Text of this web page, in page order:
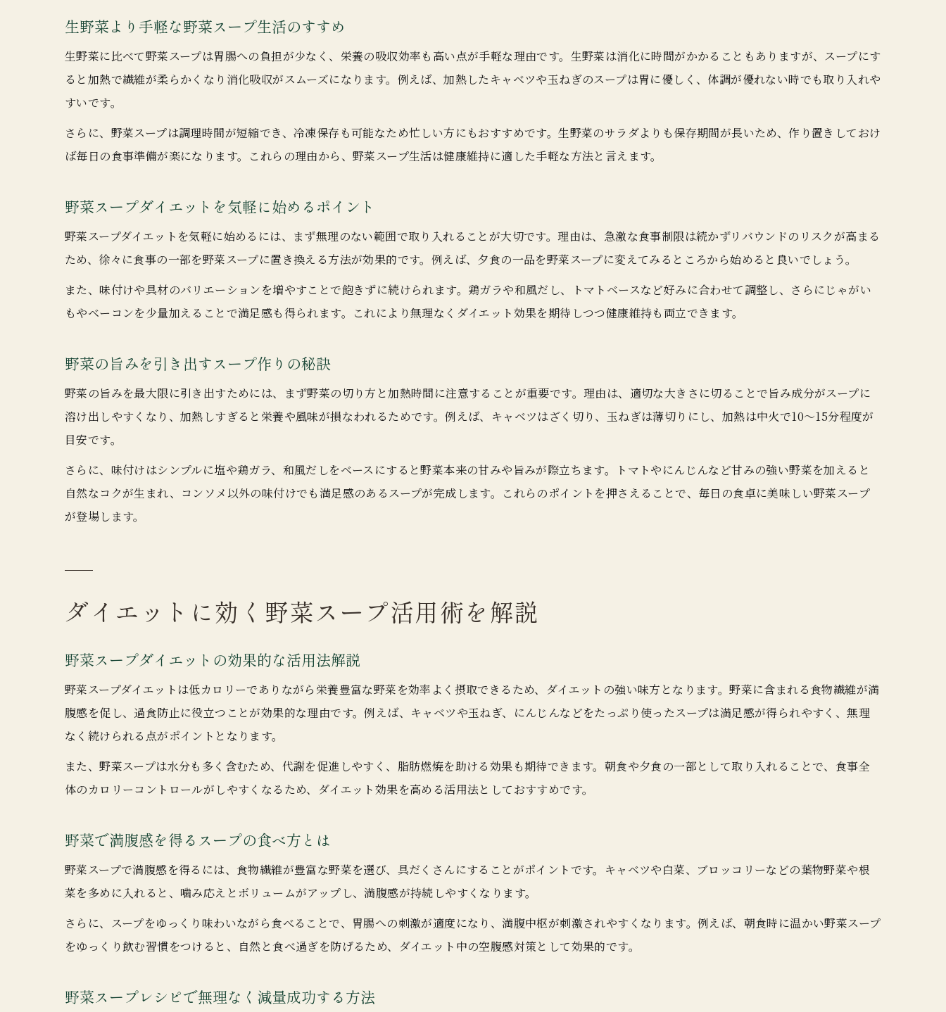
コンソメ以外で楽しむキャベツ野菜スープ
鶏ガラや和風だしで作るヘルシースープ
和風だし×野菜で楽しむ健康スープの真髄
鶏ガラと野菜の相性抜群スープレシピ集
和風だしで引き立つ野菜の優しい味わい
時短で美味しい野菜スープのコツを伝授
野菜スープを時短で美味しく作るテクニック
下味冷凍で時短を叶える野菜スープ術
コンソメ以外も時短調理で本格野菜スープ
生野菜より手軽な野菜スープ生活のすすめ
生野菜に比べて野菜スープは胃腸への負担が少なく、栄養の吸収効率も高い点が手軽な理由です。生野菜は消化に時間がかかることもありますが、スープにす
ると加熱で繊維が柔らかくなり消化吸収がスムーズになります。例えば、加熱したキャベツや玉ねぎのスープは胃に優しく、体調が優れない時でも取り入れや
すいです。
さらに、野菜スープは調理時間が短縮でき、冷凍保存も可能なため忙しい方にもおすすめです。生野菜のサラダよりも保存期間が長いため、作り置きしておけ
ば毎日の食事準備が楽になります。これらの理由から、野菜スープ生活は健康維持に適した手軽な方法と言えます。
野菜スープダイエットを気軽に始めるポイント
野菜スープダイエットを気軽に始めるには、まず無理のない範囲で取り入れることが大切です。理由は、急激な食事制限は続かずリバウンドのリスクが高まる
ため、徐々に食事の一部を野菜スープに置き換える方法が効果的です。例えば、夕食の一品を野菜スープに変えてみるところから始めると良いでしょう。
また、味付けや具材のバリエーションを増やすことで飽きずに続けられます。鶏ガラや和風だし、トマトベースなど好みに合わせて調整し、さらにじゃがい
もやベーコンを少量加えることで満足感も得られます。これにより無理なくダイエット効果を期待しつつ健康維持も両立できます。
野菜の旨みを引き出すスープ作りの秘訣
野菜の旨みを最大限に引き出すためには、まず野菜の切り方と加熱時間に注意することが重要です。理由は、適切な大きさに切ることで旨み成分がスープに
溶け出しやすくなり、加熱しすぎると栄養や風味が損なわれるためです。例えば、キャベツはざく切り、玉ねぎは薄切りにし、加熱は中火で10〜15分程度が
目安です。
さらに、味付けはシンプルに塩や鶏ガラ、和風だしをベースにすると野菜本来の甘みや旨みが際立ちます。トマトやにんじんなど甘みの強い野菜を加えると
自然なコクが生まれ、コンソメ以外の味付けでも満足感のあるスープが完成します。これらのポイントを押さえることで、毎日の食卓に美味しい野菜スープ
が登場します。
ダイエットに効く野菜スープ活用術を解説
野菜スープダイエットの効果的な活用法解説
野菜スープダイエットは低カロリーでありながら栄養豊富な野菜を効率よく摂取できるため、ダイエットの強い味方となります。野菜に含まれる食物繊維が満
腹感を促し、過食防止に役立つことが効果的な理由です。例えば、キャベツや玉ねぎ、にんじんなどをたっぷり使ったスープは満足感が得られやすく、無理
なく続けられる点がポイントとなります。
また、野菜スープは水分も多く含むため、代謝を促進しやすく、脂肪燃焼を助ける効果も期待できます。朝食や夕食の一部として取り入れることで、食事全
体のカロリーコントロールがしやすくなるため、ダイエット効果を高める活用法としておすすめです。
野菜で満腹感を得るスープの食べ方とは
野菜スープで満腹感を得るには、食物繊維が豊富な野菜を選び、具だくさんにすることがポイントです。キャベツや白菜、ブロッコリーなどの葉物野菜や根
菜を多めに入れると、噛み応えとボリュームがアップし、満腹感が持続しやすくなります。
さらに、スープをゆっくり味わいながら食べることで、胃腸への刺激が適度になり、満腹中枢が刺激されやすくなります。例えば、朝食時に温かい野菜スープ
をゆっくり飲む習慣をつけると、自然と食べ過ぎを防げるため、ダイエット中の空腹感対策として効果的です。
野菜スープレシピで無理なく減量成功する方法